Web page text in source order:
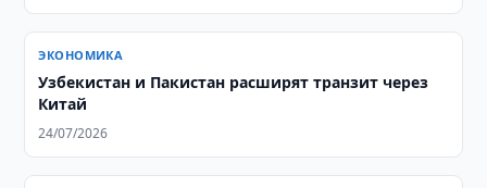
ЭКОНОМИКА
Узбекистан и Пакистан расширят транзит через
Китай
24/07/2026